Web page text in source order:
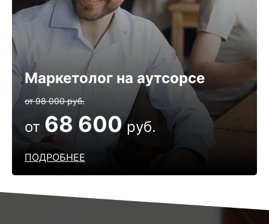
Маркетолог на аутсорсе
ПОДРОБНЕЕ
от 98 000 руб.
от 68 600руб.